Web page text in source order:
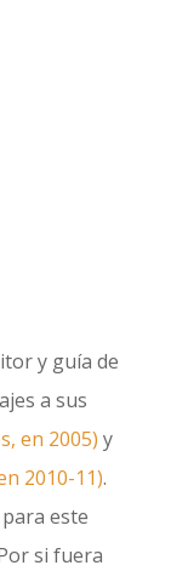
y guía de
a sus
en 2005) y
2010-11).
este
si fuera